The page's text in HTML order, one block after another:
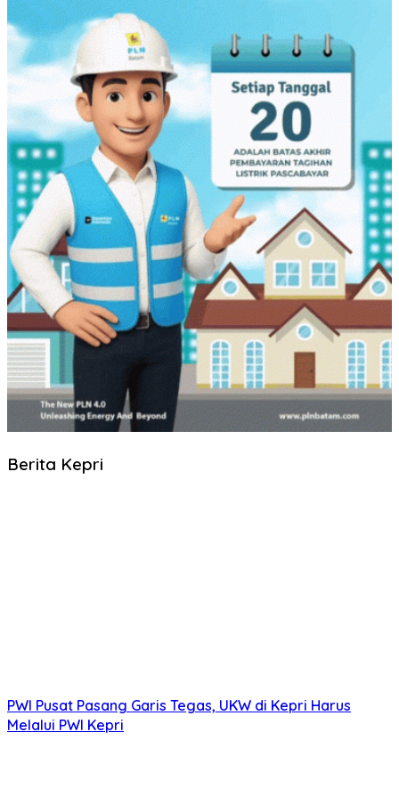
Berita Kepri
PWI Pusat Pasang Garis Tegas, UKW di Kepri Harus
Melalui PWI Kepri